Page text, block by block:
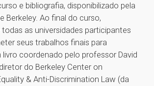
e bibliografia, disponibilizado pela
Berkeley. Ao final do curso,
as universidades participantes
seus trabalhos finais para
livro coordenado pelo professor David
do Berkeley Center on
& Anti-Discrimination Law (da